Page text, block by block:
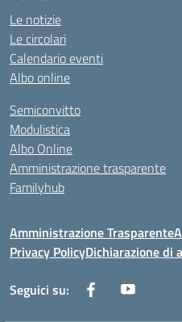
Le notizie
Le circolari
Calendario eventi
Albo online
Semiconvitto
Modulistica
Albo Online
Amministrazione trasparente
Familyhub
Amministrazione Trasparente
Privacy PolicyDichiarazione di
Seguici su: